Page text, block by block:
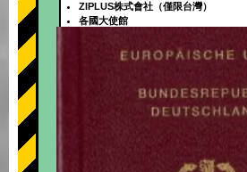
+
ZIPLUS株式會社（僅限台灣）
各國大使館